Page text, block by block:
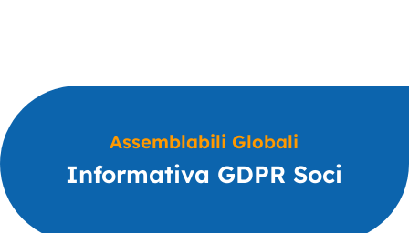
Assemblabili Globali
Informativa GDPR Soci